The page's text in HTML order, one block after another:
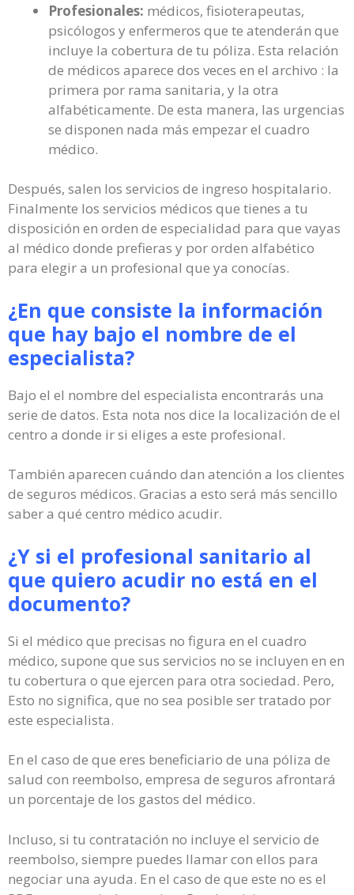
Profesionales: médicos, fisioterapeutas,
psicólogos y enfermeros que te atenderán que
incluye la cobertura de tu póliza. Esta relación
de médicos aparece dos veces en el archivo : la
primera por rama sanitaria, y la otra
alfabéticamente. De esta manera, las urgencias
se disponen nada más empezar el cuadro
médico.
Después, salen los servicios de ingreso hospitalario.
Finalmente los servicios médicos que tienes a tu
disposición en orden de especialidad para que vayas
al médico donde prefieras y por orden alfabético
para elegir a un profesional que ya conocías.
¿En que consiste la información
que hay bajo el nombre de el
especialista?
Bajo el el nombre del especialista encontrarás una
serie de datos. Esta nota nos dice la localización de el
centro a donde ir si eliges a este profesional.
También aparecen cuándo dan atención a los clientes
de seguros médicos. Gracias a esto será más sencillo
saber a qué centro médico acudir.
¿Y si el profesional sanitario al
que quiero acudir no está en el
documento?
Si el médico que precisas no figura en el cuadro
médico, supone que sus servicios no se incluyen en en
tu cobertura o que ejercen para otra sociedad. Pero,
Esto no significa, que no sea posible ser tratado por
este especialista.
En el caso de que eres beneficiario de una póliza de
salud con reembolso, empresa de seguros afrontará
un porcentaje de los gastos del médico.
Incluso, si tu contratación no incluye el servicio de
reembolso, siempre puedes llamar con ellos para
negociar una ayuda. En el caso de que este no es el